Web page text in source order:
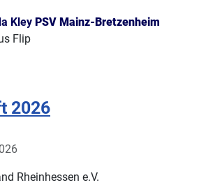
Kley PSV Mainz-Bretzenheim
Flip
2026
Rheinhessen e.V.